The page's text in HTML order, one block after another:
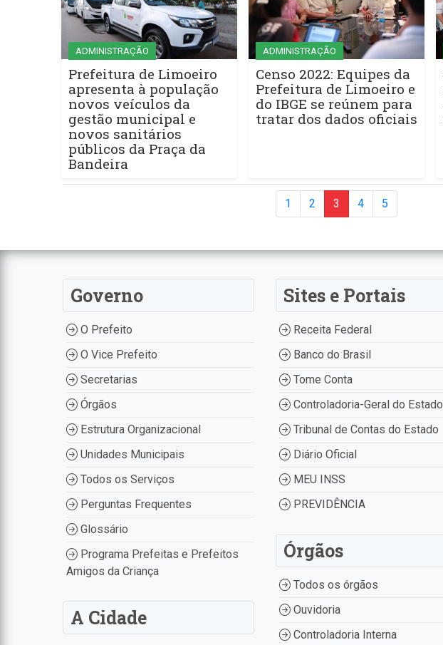
ADMINISTRAÇÃO
Prefeitura de Limoeiro
apresenta à população
novos veículos da
gestão municipal e
novos sanitários
públicos da Praça da
Bandeira
ADMINISTRAÇÃO
Censo 2022: Equipes da
Prefeitura de Limoeiro e
do IBGE se reúnem para
tratar dos dados oficiais
1 2 3 4 5
Governo
O Prefeito
O Vice Prefeito
Secretarias
Órgãos
Estrutura Organizacional
Unidades Municipais
Todos os Serviços
Perguntas Frequentes
Glossário
Programa Prefeitas e Prefeitos
Amigos da Criança
A Cidade
Sites e Portais
Receita Federal
Banco do Brasil
Tome Conta
Controladoria-Geral do Estado
Tribunal de Contas do Estado
Diário Oficial
MEU INSS
PREVIDÊNCIA
Órgãos
Todos os órgãos
Ouvidoria
Controladoria Interna